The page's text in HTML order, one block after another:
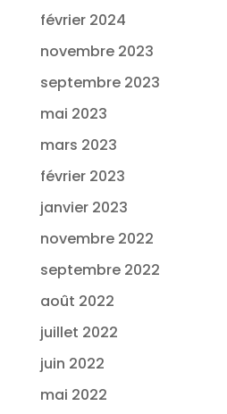
février 2024
novembre 2023
septembre 2023
mai 2023
mars 2023
février 2023
janvier 2023
novembre 2022
septembre 2022
août 2022
juillet 2022
juin 2022
mai 2022